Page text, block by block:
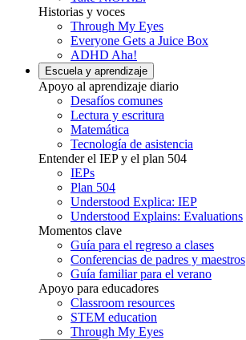
Historias y voces
Through My Eyes
Everyone Gets a Juice Box
ADHD Aha!
Escuela y aprendizaje
Apoyo al aprendizaje diario
Desafíos comunes
Lectura y escritura
Matemática
Tecnología de asistencia
Entender el IEP y el plan 504
IEPs
Plan 504
Understood Explica: IEP
Understood Explains: Evaluations
Momentos clave
Guía para el regreso a clases
Conferencias de padres y maestros
Guía familiar para el verano
Apoyo para educadores
Classroom resources
STEM education
Through My Eyes